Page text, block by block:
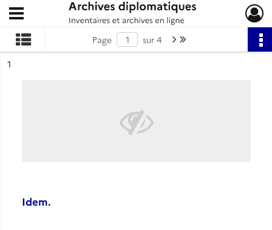
Archives diplomatiques
Ouvrir le menu déroulant
Page sur 4 Page suivante : 1/4
n°
1
Idem.